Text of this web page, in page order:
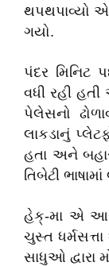
થપથપાવ્યો
ગયો.
પંદર મિનિટ
વધી રહી
પેલેસનો
લાકડાનું
હતા અને
તિબેટી
હેક્-મા એ
ચુસ્ત ધર્મસત્તા
સાધુઓ દ્વારા